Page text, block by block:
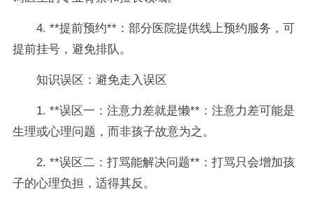
4. **提前预约**：部分医院提供线上预约服务，可
提前挂号，避免排队。
知识误区：避免走入误区
1. **误区一：注意力差就是懒**：注意力差可能是
生理或心理问题，而非孩子故意为之。
2. **误区二：打骂能解决问题**：打骂只会增加孩
子的心理负担，适得其反。